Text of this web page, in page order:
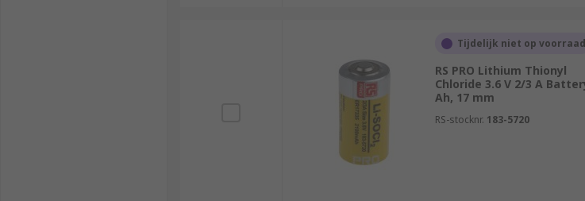
Tijdelijk niet op voorraad
RS PRO Lithium Thionyl
Chloride 3.6 V 2/3 A
Ah, 17 mm
RS-stocknr. 183-5720